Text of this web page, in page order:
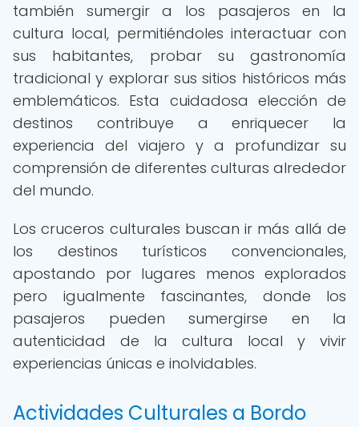
también sumergir a los pasajeros en la
cultura local, permitiéndoles interactuar con
sus habitantes, probar su gastronomía
tradicional y explorar sus sitios históricos más
emblemáticos. Esta cuidadosa elección de
destinos contribuye a enriquecer la
experiencia del viajero y a profundizar su
comprensión de diferentes culturas alrededor
del mundo.
Los cruceros culturales buscan ir más allá de
los destinos turísticos convencionales,
apostando por lugares menos explorados
pero igualmente fascinantes, donde los
pasajeros pueden sumergirse en la
autenticidad de la cultura local y vivir
experiencias únicas e inolvidables.
Actividades Culturales a Bordo